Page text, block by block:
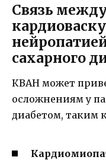
Связь
сахарного
КВАН может
осложнениям у
диабетом, таким